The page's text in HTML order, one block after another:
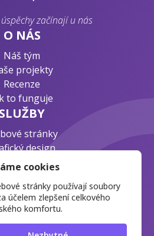
začínají u nás
O NÁS
Náš tým
projekty
Recenze
to funguje
SLUŽBY
stránky
design
konzultace
osobních údajů
otázky
webdesignu
cookies
stránky používají soubory
účelem zlepšení celkového
komfortu.